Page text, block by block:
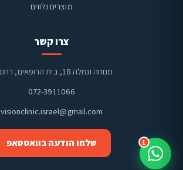
מוצרים נלווים
צרו קשר
מנוחה ונחלה 18, בית הרופאים, רחובות
072-3911066
visionclinic.israel@gmail.com
שלחו הודעה בוואטסאפ 1